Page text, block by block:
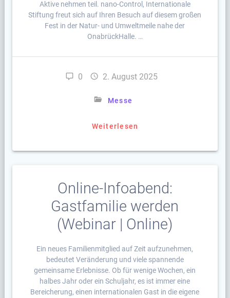
Aktive nehmen teil. nano-Control, Internationale
Stiftung freut sich auf Ihren Besuch auf diesem großen
Fest in der Natur- und Umweltmeile nahe der
OnabrückHalle. …
0 2. August 2025
Messe
Weiterlesen
Online-Infoabend:
Gastfamilie werden
(Webinar | Online)
Ein neues Familienmitglied auf Zeit aufzunehmen,
bedeutet Veränderung und viele spannende
gemeinsame Erlebnisse. Ob für wenige Wochen, ein
halbes Jahr oder ein Schuljahr, es ist immer eine
Bereicherung, einen internationalen Gast in die eigene